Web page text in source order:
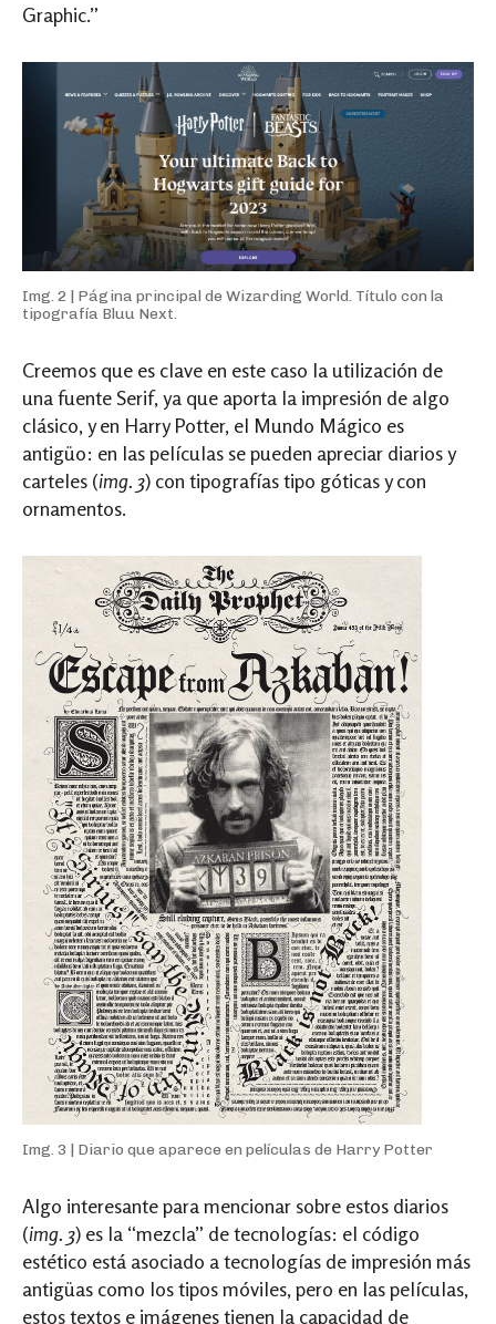
Graphic.”
Img. 2 | Página principal de Wizarding World. Título con la
tipografía Bluu Next.
Creemos que es clave en este caso la utilización de
una fuente Serif, ya que aporta la impresión de algo
clásico, y en Harry Potter, el Mundo Mágico es
antigüo: en las películas se pueden apreciar diarios y
carteles (img. 3) con tipografías tipo góticas y con
ornamentos.
Img. 3 | Diario que aparece en películas de Harry Potter
Algo interesante para mencionar sobre estos diarios
(img. 3) es la “mezcla” de tecnologías: el código
estético está asociado a tecnologías de impresión más
antigüas como los tipos móviles, pero en las películas,
estos textos e imágenes tienen la capacidad de